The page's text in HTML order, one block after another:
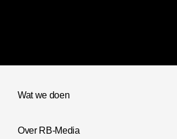
Wat we doen
Over RB-Media